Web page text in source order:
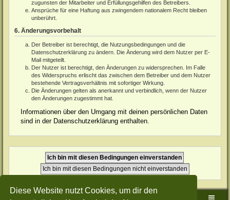
Diese Website nutzt Cookies, um dir den
zugunsten der Mitarbeiter und Erfüllungsgehilfen des Betreibers.
Ansprüche für eine Haftung aus zwingendem nationalem Recht bleiben
unberührt.
6. Änderungsvorbehalt
Der Betreiber ist berechtigt, die Nutzungsbedingungen und die
Datenschutzerklärung zu ändern. Die Änderung wird dem Nutzer per E-
Mail mitgeteilt.
Der Nutzer ist berechtigt, den Änderungen zu widersprechen. Im Falle
des Widerspruchs erlischt das zwischen dem Betreiber und dem Nutzer
bestehende Vertragsverhältnis mit sofortiger Wirkung.
Die Änderungen gelten als anerkannt und verbindlich, wenn der Nutzer
den Änderungen zugestimmt hat.
Informationen über den Umgang mit deinen persönlichen Daten
sind in der Datenschutzerklärung enthalten.
Sudden-Strike-Maps.de Hauptseite Foren-Übersicht